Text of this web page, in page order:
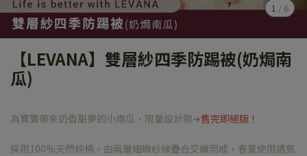
1 / 6
【LEVANA】雙層紗四季防踢被(奶焗南
瓜)
為寶寶帶來奶香甜夢的小南瓜，限量設計款➜售完即絕版！
採用100%天然純棉，由兩層細緻紗線疊合交織而成，春夏使用透氣